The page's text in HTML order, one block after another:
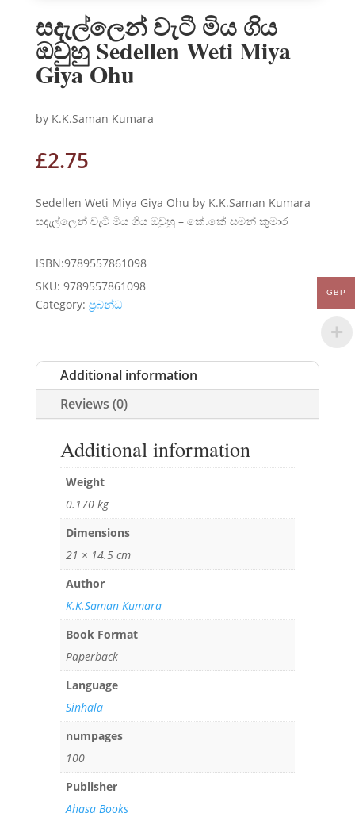
සදැල්ලෙන් වැටී මිය ගිය
ඔවුහු Sedellen Weti Miya
Giya Ohu
by K.K.Saman Kumara
£2.75
Sedellen Weti Miya Giya Ohu by K.K.Saman Kumara
සදැල්ලෙන් වැටී මිය ගිය ඔවුහු – කේ.කේ සමන් කුමාර
ISBN:9789557861098
SKU: 9789557861098
Category: ප්‍රබන්ධ
Additional information
Reviews (0)
Additional information
Weight
0.170 kg
Dimensions
21 × 14.5 cm
Author
K.K.Saman Kumara
Book Format
Paperback
Language
Sinhala
numpages
100
Publisher
Ahasa Books
GBP